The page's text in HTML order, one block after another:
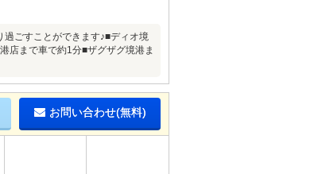
ごすことができます♪■ディオ境
店まで車で約1分■ザグザグ境港ま
お問い合わせ(無料)